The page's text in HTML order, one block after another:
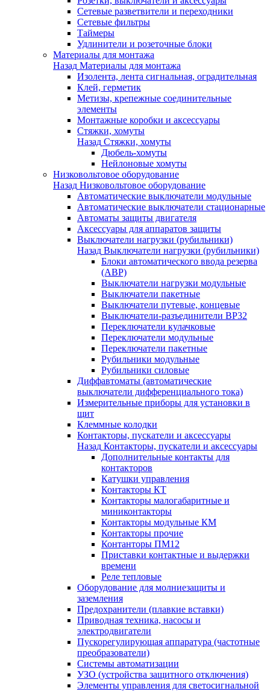
Сетевые разветвители и переходники
Сетевые фильтры
Таймеры
Удлинители и розеточные блоки
Материалы для монтажа
Назад Материалы для монтажа
Изолента, лента сигнальная, оградительная
Клей, герметик
Метизы, крепежные соединительные
элементы
Монтажные коробки и аксессуары
Стяжки, хомуты
Назад Стяжки, хомуты
Дюбель-хомуты
Нейлоновые хомуты
Низковольтовое оборудование
Назад Низковольтовое оборудование
Автоматические выключатели модульные
Автоматические выключатели стационарные
Автоматы защиты двигателя
Аксессуары для аппаратов защиты
Выключатели нагрузки (рубильники)
Назад Выключатели нагрузки (рубильники)
Блоки автоматического ввода резерва
(АВР)
Выключатели нагрузки модульные
Выключатели пакетные
Выключатели путевые, концевые
Выключатели-разъединители ВР32
Переключатели кулачковые
Переключатели модульные
Переключатели пакетные
Рубильники модульные
Рубильники силовые
Диффавтоматы (автоматические
выключатели дифференциального тока)
Измерительные приборы для установки в
щит
Клеммные колодки
Контакторы, пускатели и аксессуары
Назад Контакторы, пускатели и аксессуары
Дополнительные контакты для
контакторов
Катушки управления
Контакторы КТ
Контакторы малогабаритные и
миниконтакторы
Контакторы модульные КМ
Контакторы прочие
Контанторы ПМ12
Приставки контактные и выдержки
времени
Реле тепловые
Оборудование для молниезащиты и
заземления
Предохранители (плавкие вставки)
Приводная техника, насосы и
электродвигатели
Пускорегулирующая аппаратура (частотные
преобразователи)
Системы автоматизации
УЗО (устройства защитного отключения)
Элементы управления для светосигнальной